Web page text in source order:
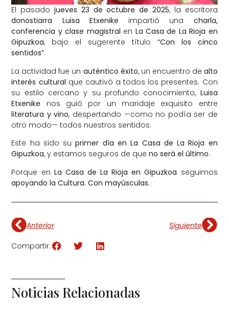
El pasado jueves 23 de octubre de 2025, la escritora
donostiarra Luisa Etxenike impartió una charla,
conferencia y clase magistral en La Casa de La Rioja en
Gipuzkoa, bajo el sugerente título “Con los cinco
sentidos”.
La actividad fue un auténtico éxito, un encuentro de alto
interés cultural que cautivó a todos los presentes. Con
su estilo cercano y su profundo conocimiento, Luisa
Etxenike nos guió por un maridaje exquisito entre
literatura y vino, despertando —como no podía ser de
otro modo— todos nuestros sentidos.
Este ha sido suprimer día en La Casa de La Rioja en
Gipuzkoa, y estamos seguros de queno será el último.
Porque en La Casa de La Rioja en Gipuzkoa seguimos
apoyando la Cultura. Con mayúsculas.
Anterior Siguiente
Compartir:
Noticias Relacionadas